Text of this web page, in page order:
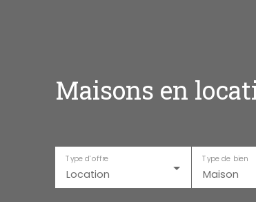
Maisons en
Location
Type d'offre
Maison
Type de bien